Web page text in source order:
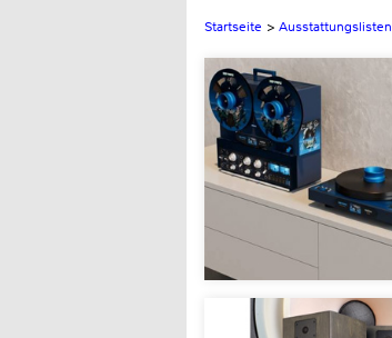
Startseite > Ausstattungslisten